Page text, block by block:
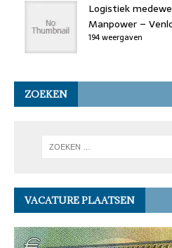
Logistiek
Manpower –
194 weergaven
ZOEKEN
VACATURE PLAATSEN